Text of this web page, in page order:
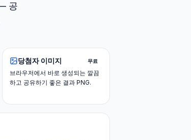
공
당첨자 이미지 무료
브라우저에서 바로 생성되는 깔끔
하고 공유하기 좋은 결과 PNG.